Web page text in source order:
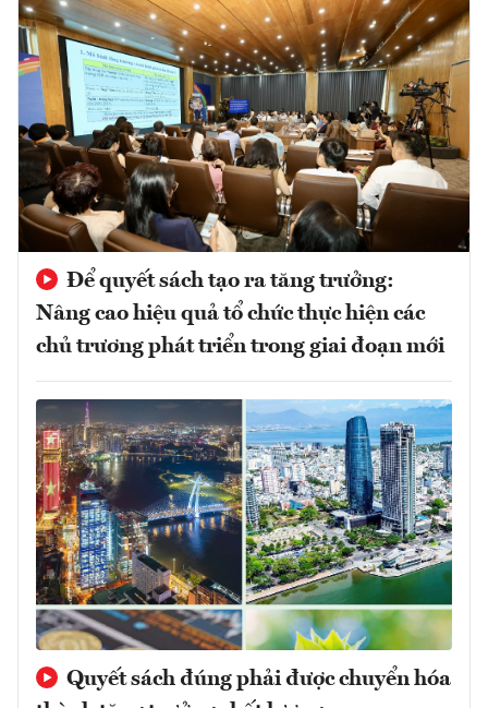
Để quyết sách tạo ra tăng trưởng:
Nâng cao hiệu quả tổ chức thực hiện các
chủ trương phát triển trong giai đoạn mới
Quyết sách đúng phải được chuyển hóa